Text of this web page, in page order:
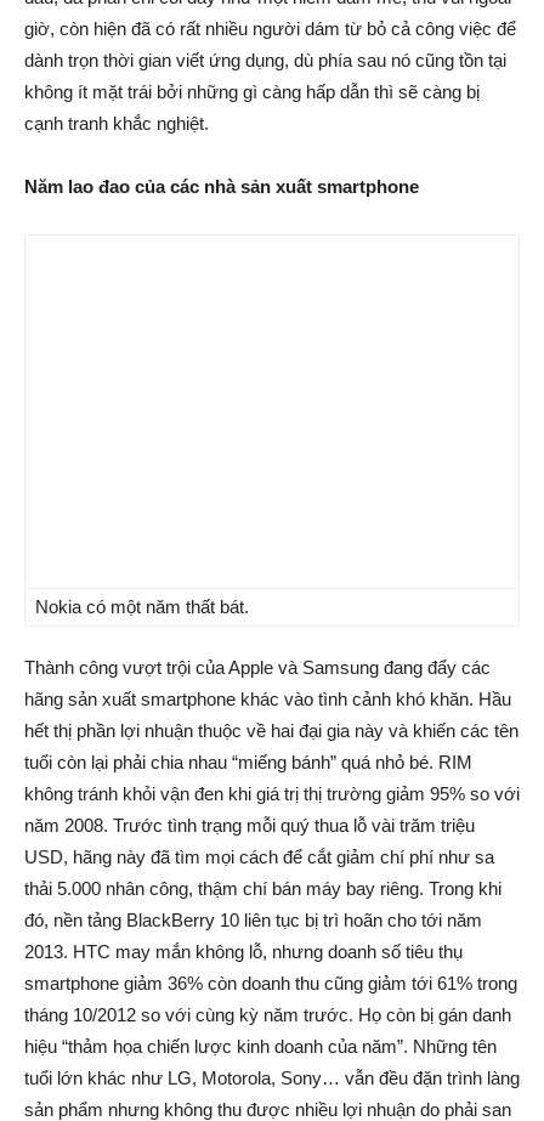
giờ, còn hiện đã có rất nhiều người dám từ bỏ cả công việc để
dành trọn thời gian viết ứng dụng, dù phía sau nó cũng tồn tại
không ít mặt trái bởi những gì càng hấp dẫn thì sẽ càng bị
cạnh tranh khắc nghiệt.
Năm lao đao của các nhà sản xuất smartphone
Nokia có một năm thất bát.
Thành công vượt trội của Apple và Samsung đang đẩy các
hãng sản xuất smartphone khác vào tình cảnh khó khăn. Hầu
hết thị phần lợi nhuận thuộc về hai đại gia này và khiến các tên
tuổi còn lại phải chia nhau “miếng bánh” quá nhỏ bé. RIM
không tránh khỏi vận đen khi giá trị thị trường giảm 95% so với
năm 2008. Trước tình trạng mỗi quý thua lỗ vài trăm triệu
USD, hãng này đã tìm mọi cách để cắt giảm chí phí như sa
thải 5.000 nhân công, thậm chí bán máy bay riêng. Trong khi
đó, nền tảng BlackBerry 10 liên tục bị trì hoãn cho tới năm
2013. HTC may mắn không lỗ, nhưng doanh số tiêu thụ
smartphone giảm 36% còn doanh thu cũng giảm tới 61% trong
tháng 10/2012 so với cùng kỳ năm trước. Họ còn bị gán danh
hiệu “thảm họa chiến lược kinh doanh của năm”. Những tên
tuổi lớn khác như LG, Motorola, Sony… vẫn đều đặn trình làng
sản phẩm nhưng không thu được nhiều lợi nhuận do phải san